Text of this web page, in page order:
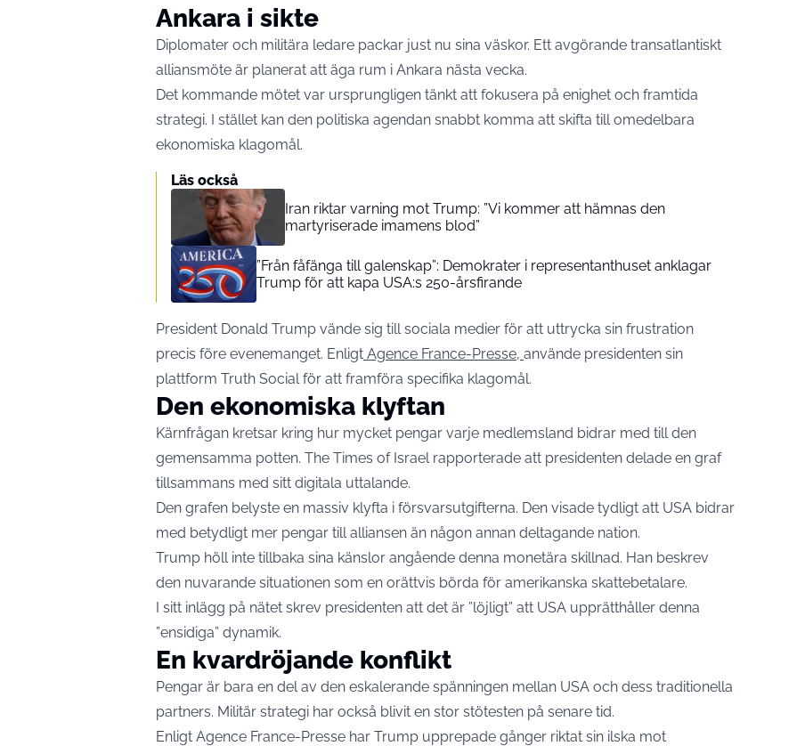
Ankara i sikte
Diplomater och militära ledare packar just nu sina väskor. Ett avgörande transatlantiskt
alliansmöte är planerat att äga rum i Ankara nästa vecka.
Det kommande mötet var ursprungligen tänkt att fokusera på enighet och framtida
strategi. I stället kan den politiska agendan snabbt komma att skifta till omedelbara
ekonomiska klagomål.
Läs också
Iran riktar varning mot Trump: ”Vi kommer att hämnas den
martyriserade imamens blod”
”Från fåfänga till galenskap”: Demokrater i representanthuset anklagar
Trump för att kapa USA:s 250-årsfirande
President Donald Trump vände sig till sociala medier för att uttrycka sin frustration
precis före evenemanget. Enligt Agence France-Presse, använde presidenten sin
plattform Truth Social för att framföra specifika klagomål.
Den ekonomiska klyftan
Kärnfrågan kretsar kring hur mycket pengar varje medlemsland bidrar med till den
gemensamma potten. The Times of Israel rapporterade att presidenten delade en graf
tillsammans med sitt digitala uttalande.
Den grafen belyste en massiv klyfta i försvarsutgifterna. Den visade tydligt att USA bidrar
med betydligt mer pengar till alliansen än någon annan deltagande nation.
Trump höll inte tillbaka sina känslor angående denna monetära skillnad. Han beskrev
den nuvarande situationen som en orättvis börda för amerikanska skattebetalare.
I sitt inlägg på nätet skrev presidenten att det är ”löjligt” att USA upprätthåller denna
”ensidiga” dynamik.
En kvardröjande konflikt
Pengar är bara en del av den eskalerande spänningen mellan USA och dess traditionella
partners. Militär strategi har också blivit en stor stötesten på senare tid.
Enligt Agence France-Presse har Trump upprepade gånger riktat sin ilska mot